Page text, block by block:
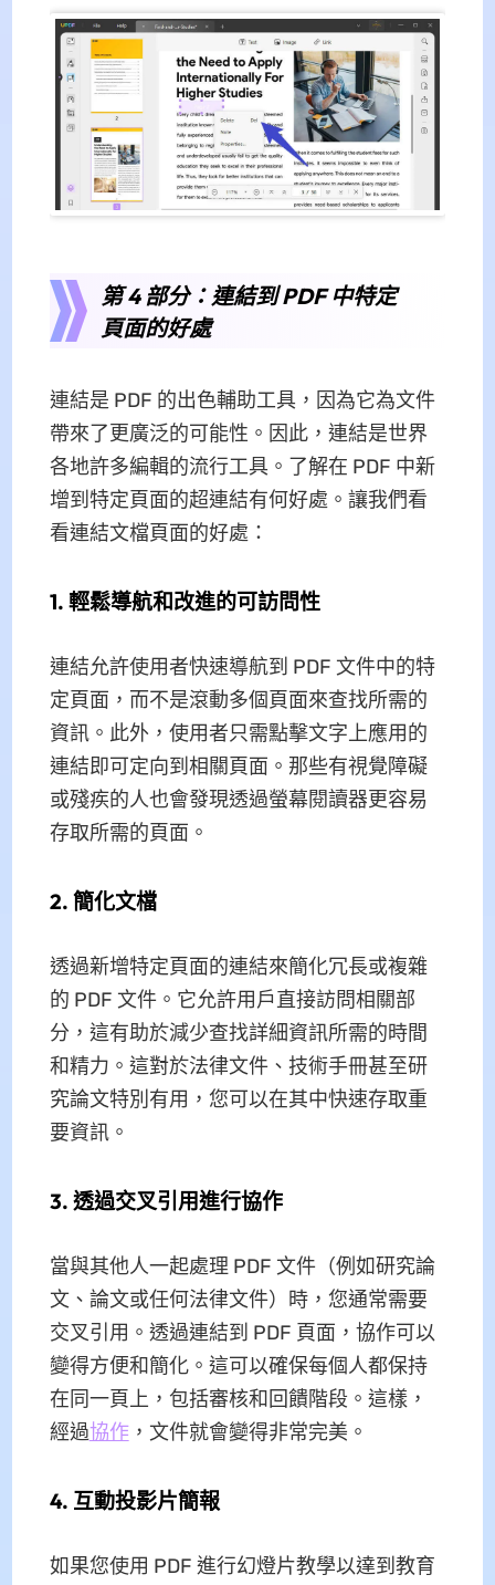
第 4 部分：連結到 PDF 中特定
頁面的好處
連結是 PDF 的出色輔助工具，因為它為文件
帶來了更廣泛的可能性。因此，連結是世界
各地許多編輯的流行工具。了解在 PDF 中新
增到特定頁面的超連結有何好處。讓我們看
看連結文檔頁面的好處：
1. 輕鬆導航和改進的可訪問性
連結允許使用者快速導航到 PDF 文件中的特
定頁面，而不是滾動多個頁面來查找所需的
資訊。此外，使用者只需點擊文字上應用的
連結即可定向到相關頁面。那些有視覺障礙
或殘疾的人也會發現透過螢幕閱讀器更容易
存取所需的頁面。
2. 簡化文檔
透過新增特定頁面的連結來簡化冗長或複雜
的 PDF 文件。它允許用戶直接訪問相關部
分，這有助於減少查找詳細資訊所需的時間
和精力。這對於法律文件、技術手冊甚至研
究論文特別有用，您可以在其中快速存取重
要資訊。
3. 透過交叉引用進行協作
當與其他人一起處理 PDF 文件（例如研究論
文、論文或任何法律文件）時，您通常需要
交叉引用。透過連結到 PDF 頁面，協作可以
變得方便和簡化。這可以確保每個人都保持
在同一頁上，包括審核和回饋階段。這樣，
經過協作，文件就會變得非常完美。
4. 互動投影片簡報
如果您使用 PDF 進行幻燈片教學以達到教育